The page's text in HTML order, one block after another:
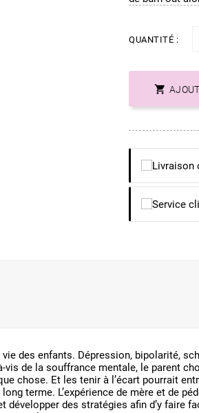
QUANTITÉ :

des enfants. Dépression, bipolarité,
de la souffrance mentale, le parent
chose. Et les tenir à l’écart pourrait
terme. L’expérience de mère et de
des stratégies afin d’y faire